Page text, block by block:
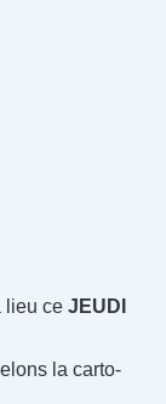
lieu ce JEUDI
la carto-